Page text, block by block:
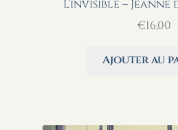
L’invisible –
€16,00
Ajouter au